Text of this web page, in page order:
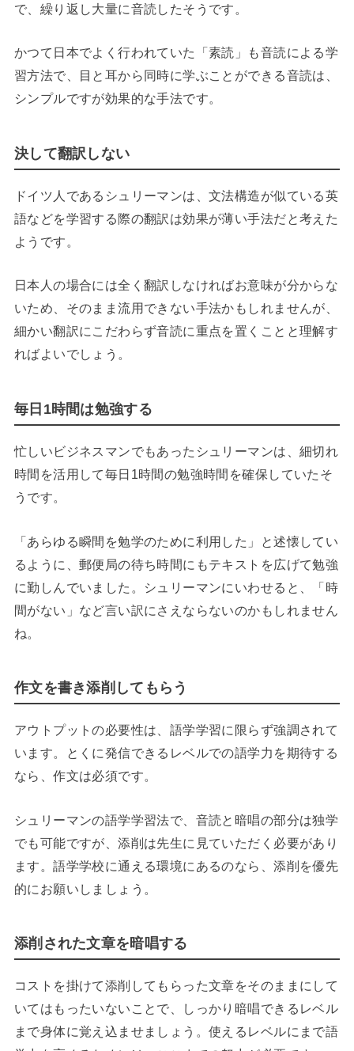
で、繰り返し大量に音読したそうです。
かつて日本でよく行われていた「素読」も音読による学
習方法で、目と耳から同時に学ぶことができる音読は、
シンプルですが効果的な手法です。
決して翻訳しない
ドイツ人であるシュリーマンは、文法構造が似ている英
語などを学習する際の翻訳は効果が薄い手法だと考えた
ようです。
日本人の場合には全く翻訳しなければお意味が分からな
いため、そのまま流用できない手法かもしれませんが、
細かい翻訳にこだわらず音読に重点を置くことと理解す
ればよいでしょう。
毎日1時間は勉強する
忙しいビジネスマンでもあったシュリーマンは、細切れ
時間を活用して毎日1時間の勉強時間を確保していたそ
うです。
「あらゆる瞬間を勉学のために利用した」と述懐してい
るように、郵便局の待ち時間にもテキストを広げて勉強
に勤しんでいました。シュリーマンにいわせると、「時
間がない」など言い訳にさえならないのかもしれません
ね。
作文を書き添削してもらう
アウトプットの必要性は、語学学習に限らず強調されて
います。とくに発信できるレベルでの語学力を期待する
なら、作文は必須です。
シュリーマンの語学学習法で、音読と暗唱の部分は独学
でも可能ですが、添削は先生に見ていただく必要があり
ます。語学学校に通える環境にあるのなら、添削を優先
的にお願いしましょう。
添削された文章を暗唱する
コストを掛けて添削してもらった文章をそのままにして
いてはもったいないことで、しっかり暗唱できるレベル
まで身体に覚え込ませましょう。使えるレベルにまで語